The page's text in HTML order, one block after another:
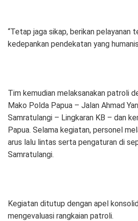
“Tetap jaga sikap, berikan pelayanan
kedepankan pendekatan yang
Tim kemudian melaksanakan patroli
Mako Polda Papua – Jalan Ahmad
Samratulangi – Lingkaran KB – dan
Papua. Selama kegiatan, personel
arus lalu lintas serta pengaturan di
Samratulangi.
Kegiatan ditutup dengan apel
mengevaluasi rangkaian patroli.